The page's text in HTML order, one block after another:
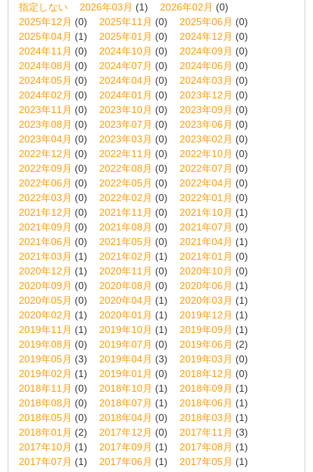
指定しない 2026年03月 (1) 2026年02月 (0)
2025年12月 (0) 2025年11月 (0) 2025年06月 (0)
2025年04月 (1) 2025年01月 (0) 2024年12月 (0)
2024年11月 (0) 2024年10月 (0) 2024年09月 (0)
2024年08月 (0) 2024年07月 (0) 2024年06月 (0)
2024年05月 (0) 2024年04月 (0) 2024年03月 (0)
2024年02月 (0) 2024年01月 (0) 2023年12月 (0)
2023年11月 (0) 2023年10月 (0) 2023年09月 (0)
2023年08月 (0) 2023年07月 (0) 2023年06月 (0)
2023年04月 (0) 2023年03月 (0) 2023年02月 (0)
2022年12月 (0) 2022年11月 (0) 2022年10月 (0)
2022年09月 (0) 2022年08月 (0) 2022年07月 (0)
2022年06月 (0) 2022年05月 (0) 2022年04月 (0)
2022年03月 (0) 2022年02月 (0) 2022年01月 (0)
2021年12月 (0) 2021年11月 (0) 2021年10月 (1)
2021年09月 (0) 2021年08月 (0) 2021年07月 (0)
2021年06月 (0) 2021年05月 (0) 2021年04月 (1)
2021年03月 (1) 2021年02月 (1) 2021年01月 (0)
2020年12月 (1) 2020年11月 (0) 2020年10月 (0)
2020年09月 (0) 2020年08月 (0) 2020年06月 (1)
2020年05月 (0) 2020年04月 (1) 2020年03月 (1)
2020年02月 (1) 2020年01月 (1) 2019年12月 (1)
2019年11月 (1) 2019年10月 (1) 2019年09月 (1)
2019年08月 (0) 2019年07月 (0) 2019年06月 (2)
2019年05月 (3) 2019年04月 (3) 2019年03月 (0)
2019年02月 (1) 2019年01月 (0) 2018年12月 (0)
2018年11月 (0) 2018年10月 (1) 2018年09月 (1)
2018年08月 (0) 2018年07月 (1) 2018年06月 (1)
2018年05月 (0) 2018年04月 (0) 2018年03月 (1)
2018年01月 (2) 2017年12月 (0) 2017年11月 (3)
2017年10月 (1) 2017年09月 (1) 2017年08月 (1)
2017年07月 (1) 2017年06月 (1) 2017年05月 (1)